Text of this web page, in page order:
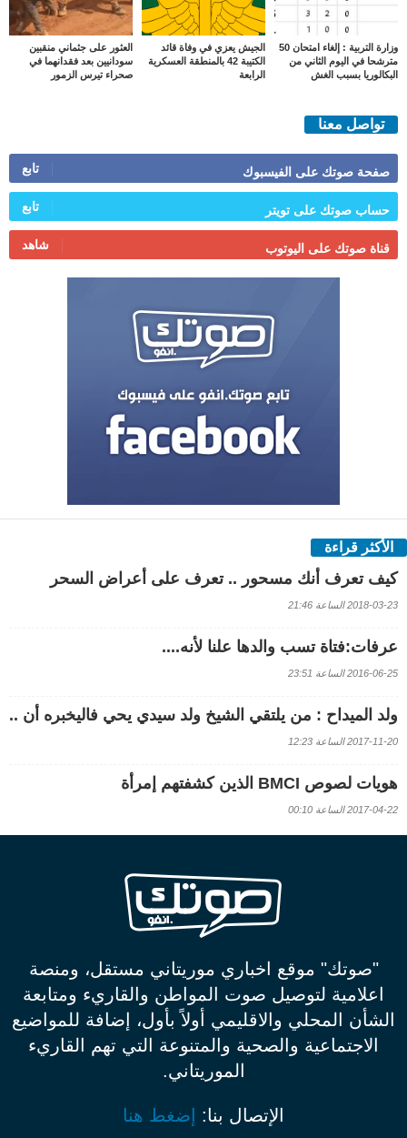
وزارة التربية : إلغاء امتحان 50
مترشحا في اليوم الثاني من
البكالوريا بسبب الغش
الجيش يعزي في وفاة قائد
الكتيبة 42 بالمنطقة العسكرية
الرابعة
العثور على جثماني منقبين
سودانيين بعد فقدانهما في
صحراء تيرس الزمور
تواصل معنا
صفحة صوتك على الفيسبوك تابع
حساب صوتك على تويتر تابع
قناة صوتك على اليوتوب شاهد
الأكثر قراءة
كيف تعرف أنك مسحور .. تعرف على أعراض السحر
2018-03-23 الساعة 21:46
عرفات:فتاة تسب والدها علنا لأنه....
2016-06-25 الساعة 23:51
ولد الميداح : من يلتقي الشيخ ولد سيدي يحي فاليخبره أن ..
2017-11-20 الساعة 12:23
هويات لصوص BMCI الذين كشفتهم إمرأة
2017-04-22 الساعة 00:10
"صوتك" موقع اخباري موريتاني مستقل، ومنصة
اعلامية لتوصيل صوت المواطن والقاريء ومتابعة
الشأن المحلي والاقليمي أولاً بأول، إضافة للمواضيع
الاجتماعية والصحية والمتنوعة التي تهم القاريء
الموريتاني.
الإتصال بنا: إضغط هنا